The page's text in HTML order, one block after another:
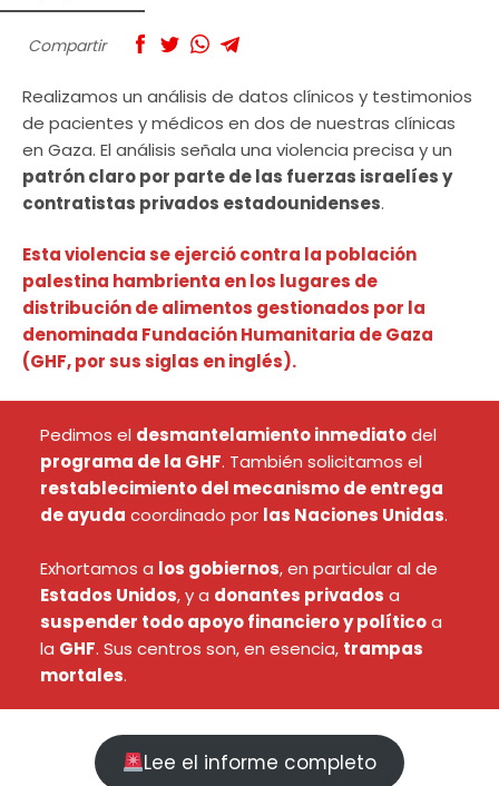
Compartir
Realizamos un análisis de datos clínicos y testimonios
de pacientes y médicos en dos de nuestras clínicas
en Gaza. El análisis señala una violencia precisa y un
patrón claro por parte de las fuerzas israelíes y
contratistas privados estadounidenses.
Esta violencia se ejerció contra la población
palestina hambrienta en los lugares de
distribución de alimentos gestionados por la
denominada Fundación Humanitaria de Gaza
(GHF, por sus siglas en inglés).
Pedimos el desmantelamiento inmediatodel
programa de la GHF. También solicitamos el
restablecimiento del mecanismo de entrega
de ayuda coordinado por las Naciones Unidas.
Exhortamos a los gobiernos, en particular al de
Estados Unidos, y a donantes privados a
suspender todo apoyo financiero y políticoa
la GHF. Sus centros son, en esencia, trampas
mortales.
Lee el informe completo